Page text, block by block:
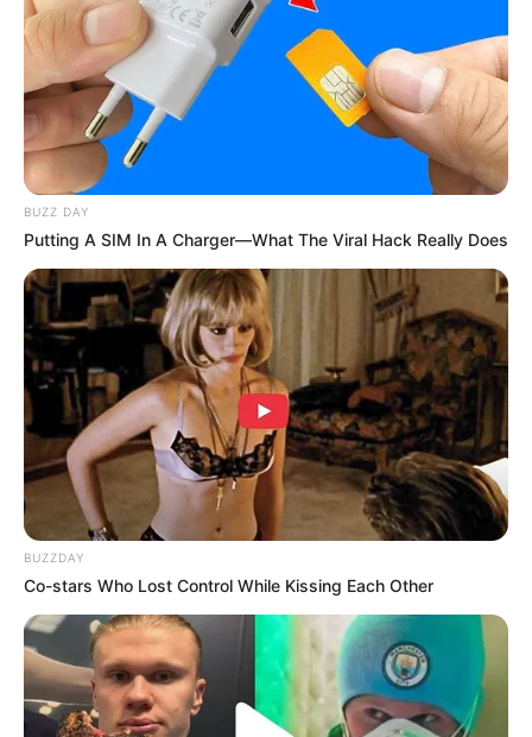
Masa Tayang: 4 Januari 2022 – 22 Februari 2022
Jadwal Tayang: Senin dan Selasa, jam 22:30 KST atau 20:30
WIB
BUZZ DAY
Putting A SIM In A Charger—What The Viral Hack Really Does
BUZZDAY
Co-stars Who Lost Control While Kissing Each Other